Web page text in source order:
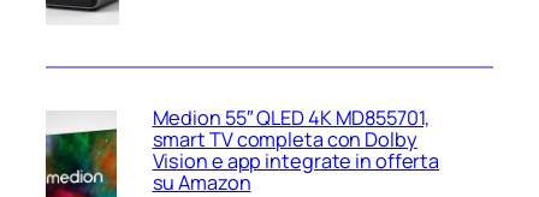
Medion 55″ QLED 4K MD855701,
smart TV completa con Dolby
Vision e app integrate in offerta
su Amazon